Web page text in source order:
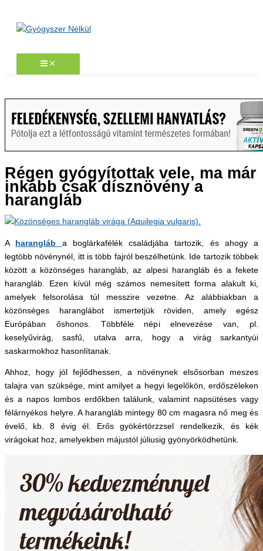
Régen gyógyítottak vele, ma már
inkább csak dísznövény a
harangláb
A harangláb
a boglárkafélék családjába tartozik, és ahogy a
legtöbb növénynél, itt is több fajról beszélhetünk. Ide tartozik többek
között a közönséges harangláb, az alpesi harangláb és a fekete
harangláb. Ezen kívül még számos nemesített forma alakult ki,
amelyek felsorolása túl messzire vezetne. Az alábbiakban a
közönséges haranglábot ismertetjük röviden, amely egész
Európában őshonos. Többféle népi elnevezése van, pl.
keselyűvirág, sasfű, utalva arra, hogy a virág sarkantyúi
saskarmokhoz hasonlítanak.
Ahhoz, hogy jól fejlődhessen, a növénynek elsősorban meszes
talajra van szüksége, mint amilyet a hegyi legelőkön, erdőszéleken
és a napos lombos erdőkben találunk, valamint napsütéses vagy
félárnyékos helyre. A harangláb mintegy 80 cm magasra nő meg és
évelő, kb. 8 évig él. Erős gyökértörzzsel rendelkezik, és kék
virágokat hoz, amelyekben májustól júliusig gyönyörködhetünk.